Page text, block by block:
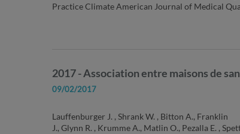
Practice Climate American Journal of Medical
2017 - Association entre maisons de
09/02/2017
Lauffenburger J. , Shrank W. , Bitton A., Franklin
J., Glynn R. , Krumme A., Matlin O., Pezalla E. ,